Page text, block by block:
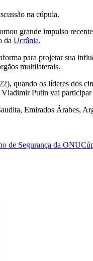
na cúpula.
grande impulso
da Ucrânia.
para projetar sua
multilaterais.
quando os líderes dos
Putin vai participar
Emirados Árabes,
de Segurança da ONU